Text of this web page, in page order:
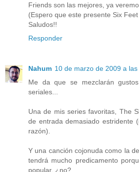
Friends son las mejores, ya
(Espero que este presente Six
Saludos!!
Responder
Nahum 10 de marzo de 2009 a las
Me da que se mezclarán
seriales...
Una de mis series favoritas, The
de entrada demasiado estridente
razón).
Y una canción cojonuda como la
tendrá mucho predicamento
popular, ¿no?